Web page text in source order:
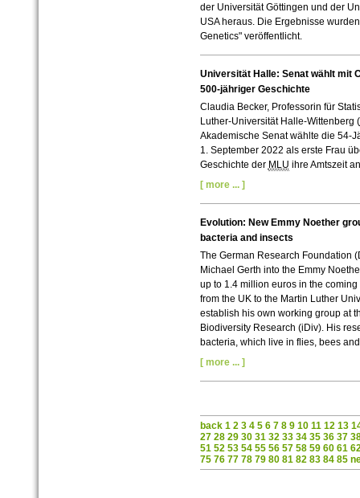
der Universität Göttingen und der
USA heraus. Die Ergebnisse
Genetics" veröffentlicht.
Universität Halle: Senat wählt mit
500-jähriger Geschichte
Claudia Becker, Professorin für
Luther-Universität Halle-Wittenberg (
Akademische Senat wählte die 54-
1. September 2022 als erste Frau
Geschichte der MLU ihre Amtszeit
[ more ... ]
Evolution: New Emmy Noether
bacteria and insects
The German Research Foundation
Michael Gerth into the Emmy
up to 1.4 million euros in the
from the UK to the Martin Luther
establish his own working group at
Biodiversity Research (iDiv). His
bacteria, which live in flies, bees
[ more ... ]
back 1 2 3 4 5 6 7 8 9 10 11 12 13
27 28 29 30 31 32 33 34 35 36 37
51 52 53 54 55 56 57 58 59 60 61
75 76 77 78 79 80 81 82 83 84 85